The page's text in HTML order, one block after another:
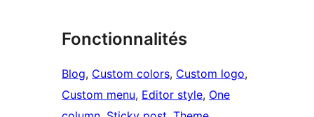
Fonctionnalités
Blog, Custom colors, Custom logo
Custom menu, Editor style, One